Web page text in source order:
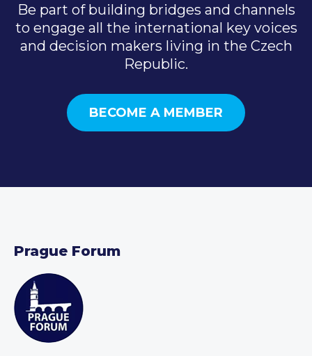
Be part of building bridges and channels
to engage all the international key voices
and decision makers living in the Czech
Republic.
BECOME A MEMBER
Prague Forum